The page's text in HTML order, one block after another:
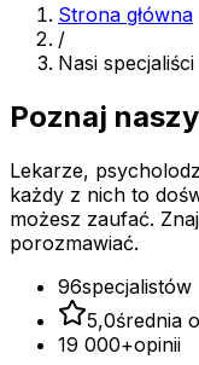
Strona główna
/
Nasi specjaliści
Poznaj
Lekarze,
każdy z nich to
możesz zaufać.
porozmawiać.
96specjalistów
5,0średnia
19 000+opinii